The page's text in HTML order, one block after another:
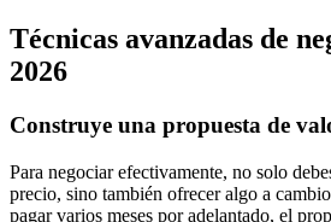
Técnicas avanzadas de
2026
Construye una propuesta de
Para negociar efectivamente, no solo
precio, sino también ofrecer algo a
pagar varios meses por adelantado, el